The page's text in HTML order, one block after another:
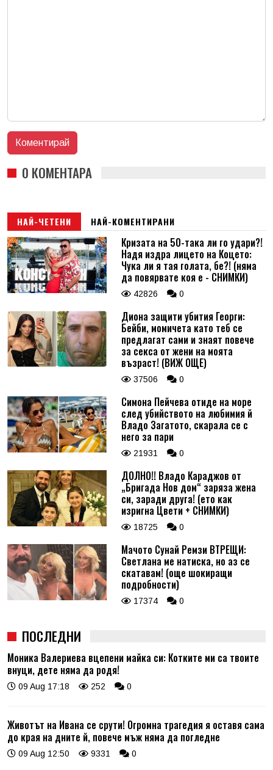
0 КОМЕНТАРА
НАЙ-ЧЕТЕНИ НАЙ-КОМЕНТИРАНИ
Кризата на 50-така ли го удари?!
Надя издра лицето на Коцето:
Чука ли я тая голата, бе?! (няма
да повярвате коя е - СНИМКИ)
42826 0
Диона защити убития Георги:
Бейби, момичета като теб се
предлагат сами и знаят повече
за секса от жени на моята
възраст! (ВИЖ ОЩЕ)
37506 0
Симона Пейчева отиде на море
след убийството на любимия й
Владо Загатото, скарала се с
него за пари
21931 0
ДОЛНО!! Владо Караджов от
„Бригада Нов дом“ заряза жена
си, заради друга! (ето как
изригна Цвети + СНИМКИ)
18725 0
Мачото Сунай Ремзи ВТРЕЩИ:
Светлана ме натиска, но аз се
скатавам! (още шокиращи
подробности)
17374 0
ПОСЛЕДНИ
Моника Валериева вцепени майка си: Котките ми са твоите
внуци, дете няма да родя!
09 Aug 17:18 252 0
Животът на Ивана се срути! Огромна трагедия я оставя сама
до края на дните й, повече мъж няма да погледне
09 Aug 12:50 9331 0